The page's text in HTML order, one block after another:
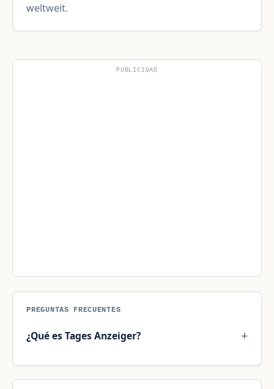
weltweit.
PUBLICIDAD
PREGUNTAS FRECUENTES
¿Qué es Tages Anzeiger?